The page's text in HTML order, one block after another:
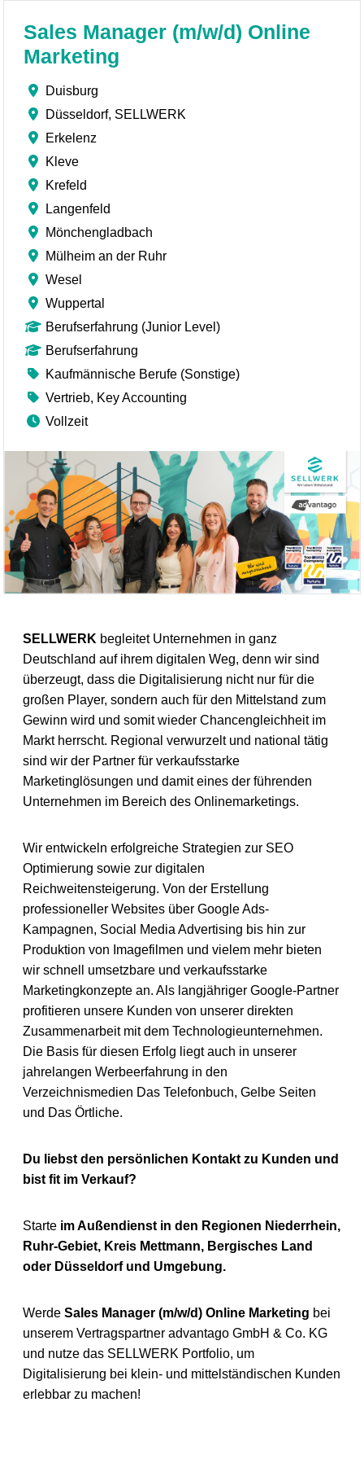
Sales Manager (m/w/d) Online
Marketing
Duisburg
Düsseldorf, SELLWERK
Erkelenz
Kleve
Krefeld
Langenfeld
Mönchengladbach
Mülheim an der Ruhr
Wesel
Wuppertal
Berufserfahrung (Junior Level)
Berufserfahrung
Kaufmännische Berufe (Sonstige)
Vertrieb, Key Accounting
Vollzeit
SELLWERK begleitet Unternehmen in ganz
Deutschland auf ihrem digitalen Weg, denn wir sind
überzeugt, dass die Digitalisierung nicht nur für die
großen Player, sondern auch für den Mittelstand zum
Gewinn wird und somit wieder Chancengleichheit im
Markt herrscht. Regional verwurzelt und national tätig
sind wir der Partner für verkaufsstarke
Marketinglösungen und damit eines der führenden
Unternehmen im Bereich des Onlinemarketings.
Wir entwickeln erfolgreiche Strategien zur SEO
Optimierung sowie zur digitalen
Reichweitensteigerung. Von der Erstellung
professioneller Websites über Google Ads-
Kampagnen, Social Media Advertising bis hin zur
Produktion von Imagefilmen und vielem mehr bieten
wir schnell umsetzbare und verkaufsstarke
Marketingkonzepte an. Als langjähriger Google-Partner
profitieren unsere Kunden von unserer direkten
Zusammenarbeit mit dem Technologieunternehmen.
Die Basis für diesen Erfolg liegt auch in unserer
jahrelangen Werbeerfahrung in den
Verzeichnismedien Das Telefonbuch, Gelbe Seiten
und Das Örtliche.
Du liebst den persönlichen Kontakt zu Kunden und
bist fit im Verkauf?
Starte im Außendienst in den Regionen Niederrhein,
Ruhr-Gebiet, Kreis Mettmann, Bergisches Land
oder Düsseldorf und Umgebung.
WerdeSales Manager (m/w/d) Online Marketing bei
unserem Vertragspartner advantago GmbH & Co. KG
und nutze das SELLWERK Portfolio, um
Digitalisierung bei klein- und mittelständischen Kunden
erlebbar zu machen!